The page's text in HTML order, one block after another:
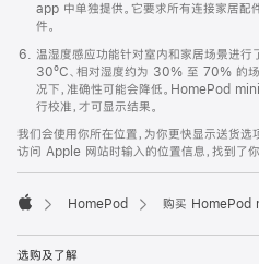
app 中单独提供。它要求所有连接家居
件。
温湿度感应功能针对室内和家居场景进行
30ºC、相对湿度约为 30% 至 70% 的场
况下，准确性可能会降低。HomePod
行校准，才可显示结果。
我们会使用你所在位置，为你更快显示送货选
访问 Apple 网站时输入的位置信息，找到了你
HomePod 购买 HomePod
选购及了解